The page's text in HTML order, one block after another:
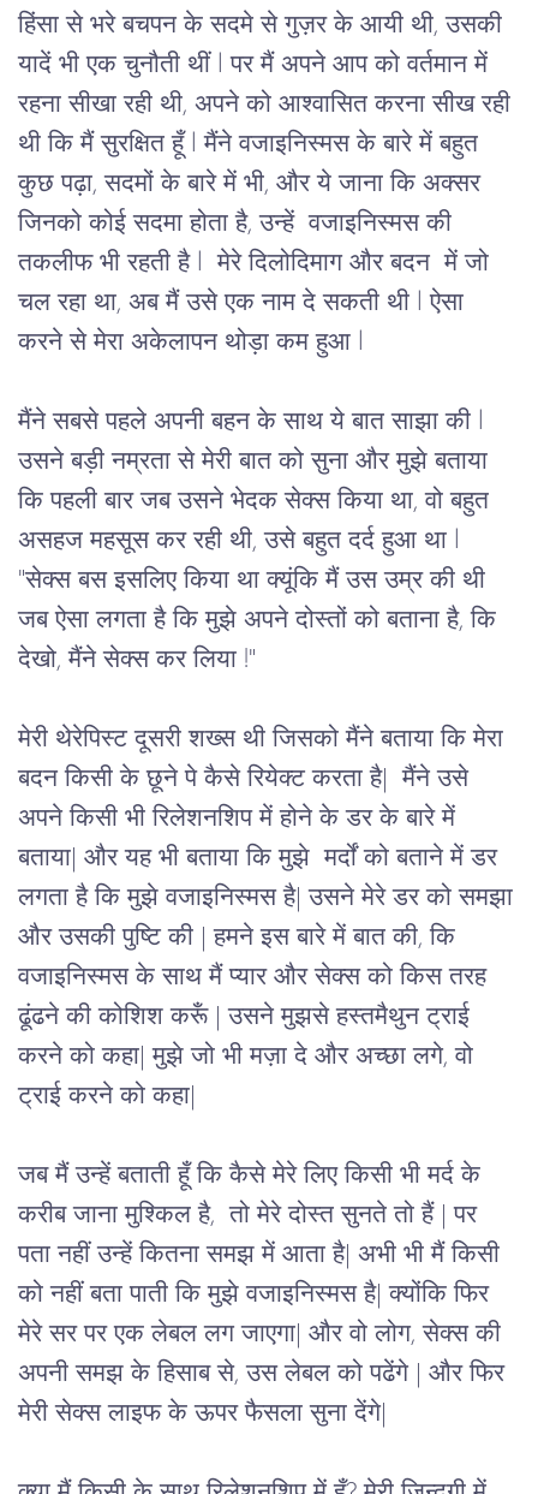
हिंसा से भरे बचपन के सदमे से गुज़र के आयी थी, उसकी
यादें भी एक चुनौती थीं l पर मैं अपने आप को वर्तमान में
रहना सीखा रही थी, अपने को आश्वासित करना सीख रही
थी कि मैं सुरक्षित हूँ l मैंने वजाइनिस्मस के बारे में बहुत
कुछ पढ़ा, सदमों के बारे में भी, और ये जाना कि अक्सर
जिनको कोई सदमा होता है, उन्हें वजाइनिस्मस की
तकलीफ भी रहती है l  मेरे दिलोदिमाग और बदन  में जो
चल रहा था, अब मैं उसे एक नाम दे सकती थी l ऐसा
करने से मेरा अकेलापन थोड़ा कम हुआ l
मैंने सबसे पहले अपनी बहन के साथ ये बात साझा की l
उसने बड़ी नम्रता से मेरी बात को सुना और मुझे बताया
कि पहली बार जब उसने भेदक सेक्स किया था, वो बहुत
असहज महसूस कर रही थी, उसे बहुत दर्द हुआ था l
"सेक्स बस इसलिए किया था क्यूंकि मैं उस उम्र की थी
जब ऐसा लगता है कि मुझे अपने दोस्तों को बताना है, कि
देखो, मैंने सेक्स कर लिया !"
मेरी थेरेपिस्ट दूसरी शख्स थी जिसको मैंने बताया कि मेरा
बदन किसी के छूने पे कैसे रियेक्ट करता है|  मैंने उसे
अपने किसी भी रिलेशनशिप में होने के डर के बारे में
बताया| और यह भी बताया कि मुझे  मर्दों को बताने में डर
लगता है कि मुझे वजाइनिस्मस है| उसने मेरे डर को समझा
और उसकी पुष्टि की | हमने इस बारे में बात की, कि
वजाइनिस्मस के साथ मैं प्यार और सेक्स को किस तरह
ढूंढने की कोशिश करूँ | उसने मुझसे हस्तमैथुन ट्राई
करने को कहा| मुझे जो भी मज़ा दे और अच्छा लगे, वो
ट्राई करने को कहा|
जब मैं उन्हें बताती हूँ कि कैसे मेरे लिए किसी भी मर्द के
करीब जाना मुश्किल है,  तो मेरे दोस्त सुनते तो हैं | पर
पता नहीं उन्हें कितना समझ में आता है| अभी भी मैं किसी
को नहीं बता पाती कि मुझे वजाइनिस्मस है| क्योंकि फिर
मेरे सर पर एक लेबल लग जाएगा| और वो लोग, सेक्स की
अपनी समझ के हिसाब से, उस लेबल को पढेंगे | और फिर
मेरी सेक्स लाइफ के ऊपर फैसला सुना देंगे|